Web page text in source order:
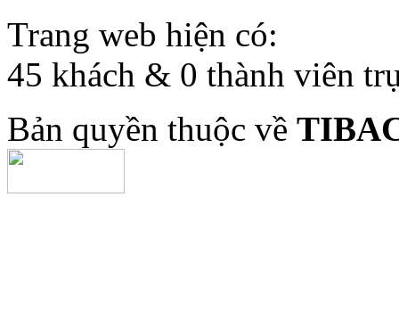
Trang web hiện có:
45 khách & 0 thành viên
Bản quyền thuộc về